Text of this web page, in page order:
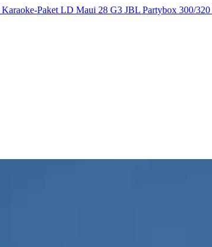
Karaoke-Paket LD Maui 28 G3 JBL Partybox 300/320